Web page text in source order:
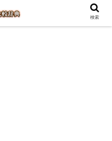
検索